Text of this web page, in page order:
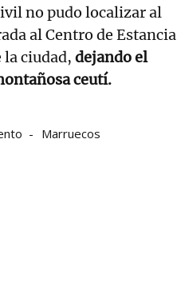
no pudo localizar al
al Centro de Estancia
ciudad, dejando el
ceutí.
Marruecos